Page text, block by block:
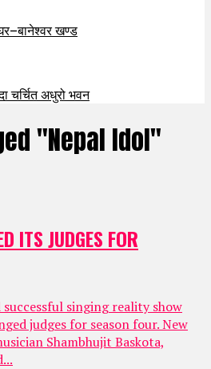
खण्ड
चर्चित अधुरो भवन
"Nepal Idol"
ITS JUDGES FOR
singing reality show
judges for season four. New
Shambhujit Baskota,